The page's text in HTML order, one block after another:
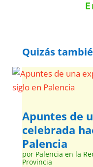
Quizás
Apuntes de
celebrada
Palencia
por Palencia en la
Provincia